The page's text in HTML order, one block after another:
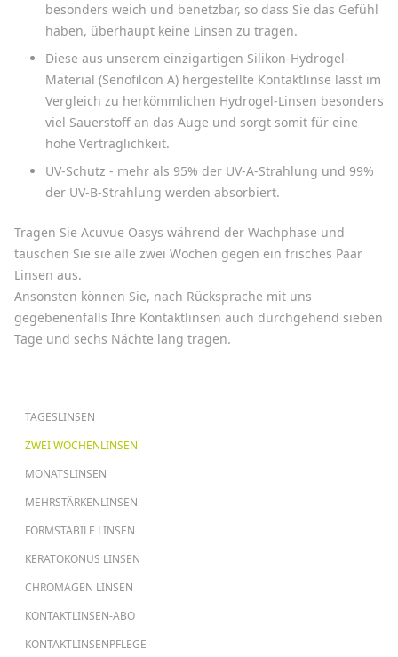
besonders weich und benetzbar, so dass Sie das Gefühl
haben, überhaupt keine Linsen zu tragen.
Diese aus unserem einzigartigen Silikon-Hydrogel-
Material (Senofilcon A) hergestellte Kontaktlinse lässt im
Vergleich zu herkömmlichen Hydrogel-Linsen besonders
viel Sauerstoff an das Auge und sorgt somit für eine
hohe Verträglichkeit.
UV-Schutz - mehr als 95% der UV-A-Strahlung und 99%
der UV-B-Strahlung werden absorbiert.
Tragen Sie Acuvue Oasys während der Wachphase und
tauschen Sie sie alle zwei Wochen gegen ein frisches Paar
Linsen aus.
Ansonsten können Sie, nach Rücksprache mit uns
gegebenenfalls Ihre Kontaktlinsen auch durchgehend sieben
Tage und sechs Nächte lang tragen.
HAUPTNAVIGATION
TAGESLINSEN
ZWEI WOCHENLINSEN
MONATSLINSEN
MEHRSTÄRKENLINSEN
FORMSTABILE LINSEN
KERATOKONUS LINSEN
CHROMAGEN LINSEN
KONTAKTLINSEN-ABO
KONTAKTLINSENPFLEGE